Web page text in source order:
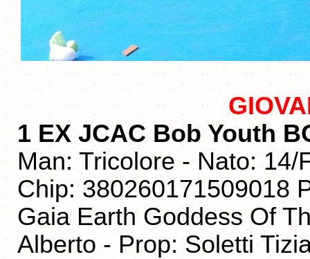
1 EX JCAC Bob Youth
Man: Tricolore - Nato:
Chip: 380260171509018
Gaia Earth Goddess Of
Alberto - Prop: Soletti